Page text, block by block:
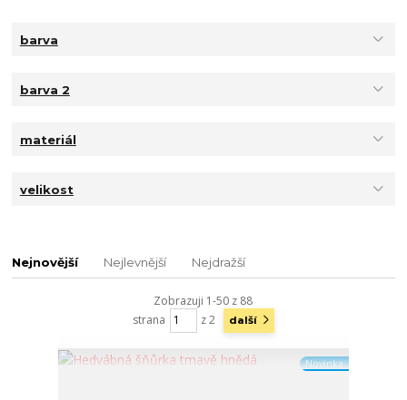
barva
barva 2
materiál
velikost
Nejnovější Nejlevnější Nejdražší
Zobrazuji 1-50 z 88
strana
z 2 další
Novinka